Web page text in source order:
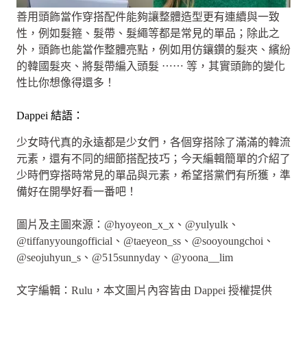
善用頭飾當作穿搭配件能夠讓整體造型更有連續與一致
性，例如髮箍、髮帶、髮繩等都是常見的單品；除此之
外，頭飾也能當作整體亮點，例如用仿鑲鑽的髮夾、繽紛
的韓國髮夾、將髮帶編入頭髮 ⋯⋯ 等，其實頭飾的變化
性比你想像得還多！
Dappei 結語：
少女時代真的永遠都是少女們，各個穿搭除了滿滿的韓流
元素，還有不同的細節搭配技巧；今天編輯簡單的介紹了
少時們穿搭時常見的單品與元素，希望搭黨們有所獲，準
備好在開學好看一番吧！
圖片及主圖來源：@hyoyeon_x_x、@yulyulk、
@tiffanyyoungofficial、@taeyeon_ss、@sooyoungchoi、
@seojuhyun_s、@515sunnyday、@yoona__lim
文字編輯：Rulu，本文圖片內容皆由 Dappei 授權提供